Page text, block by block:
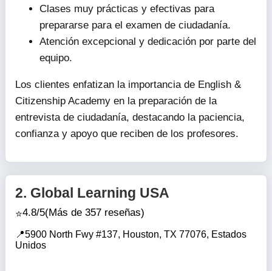
Clases muy prácticas y efectivas para
prepararse para el examen de ciudadanía.
Atención excepcional y dedicación por parte del
equipo.
Los clientes enfatizan la importancia de English &
Citizenship Academy en la preparación de la
entrevista de ciudadanía, destacando la paciencia,
confianza y apoyo que reciben de los profesores.
2. Global Learning USA
4.8/5(Más de 357 reseñas)
5900 North Fwy #137, Houston, TX 77076, Estados
Unidos